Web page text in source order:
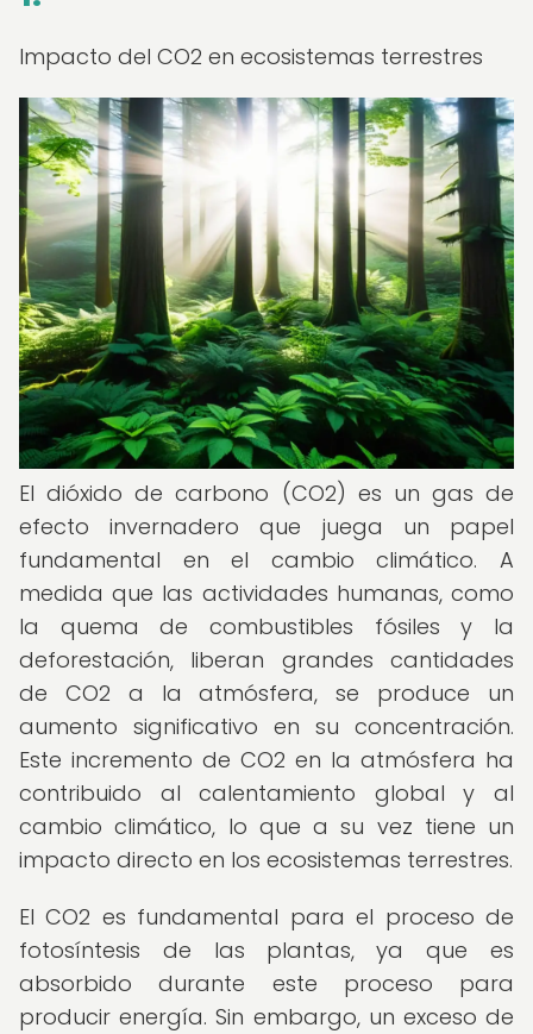
Impacto del CO2 en ecosistemas terrestres
El dióxido de carbono (CO2) es un gas de
efecto invernadero que juega un papel
fundamental en el cambio climático. A
medida que las actividades humanas, como
la quema de combustibles fósiles y la
deforestación, liberan grandes cantidades
de CO2 a la atmósfera, se produce un
aumento significativo en su concentración.
Este incremento de CO2 en la atmósfera ha
contribuido al calentamiento global y al
cambio climático, lo que a su vez tiene un
impacto directo en los ecosistemas terrestres.
El CO2 es fundamental para el proceso de
fotosíntesis de las plantas, ya que es
absorbido durante este proceso para
producir energía. Sin embargo, un exceso de